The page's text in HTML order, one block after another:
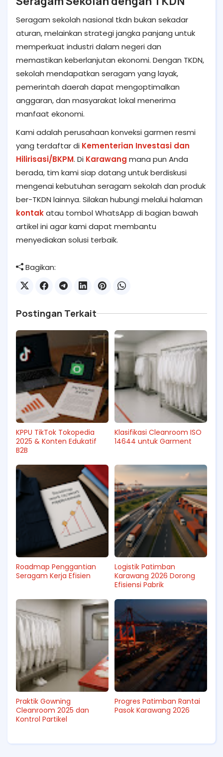
Seragam sekolah nasional tkdn bukan sekadar
aturan, melainkan strategi jangka panjang untuk
memperkuat industri dalam negeri dan
memastikan keberlanjutan ekonomi. Dengan TKDN,
sekolah mendapatkan seragam yang layak,
pemerintah daerah dapat mengoptimalkan
anggaran, dan masyarakat lokal menerima
manfaat ekonomi.
Kami adalah perusahaan konveksi garmen resmi
yang terdaftar di Kementerian Investasi dan
Hilirisasi/BKPM. Di Karawang mana pun Anda
berada, tim kami siap datang untuk berdiskusi
mengenai kebutuhan seragam sekolah dan produk
ber-TKDN lainnya. Silakan hubungi melalui halaman
kontakatau tombol WhatsApp di bagian bawah
artikel ini agar kami dapat membantu
menyediakan solusi terbaik.
Bagikan:
Postingan Terkait
KPPU TikTok Tokopedia
2025 & Konten Edukatif
B2B
Klasifikasi Cleanroom ISO
14644 untuk Garment
Roadmap Penggantian
Seragam Kerja Efisien
Logistik Patimban
Karawang 2026 Dorong
Efisiensi Pabrik
Praktik Gowning
Cleanroom 2025 dan
Kontrol Partikel
Progres Patimban Rantai
Pasok Karawang 2026